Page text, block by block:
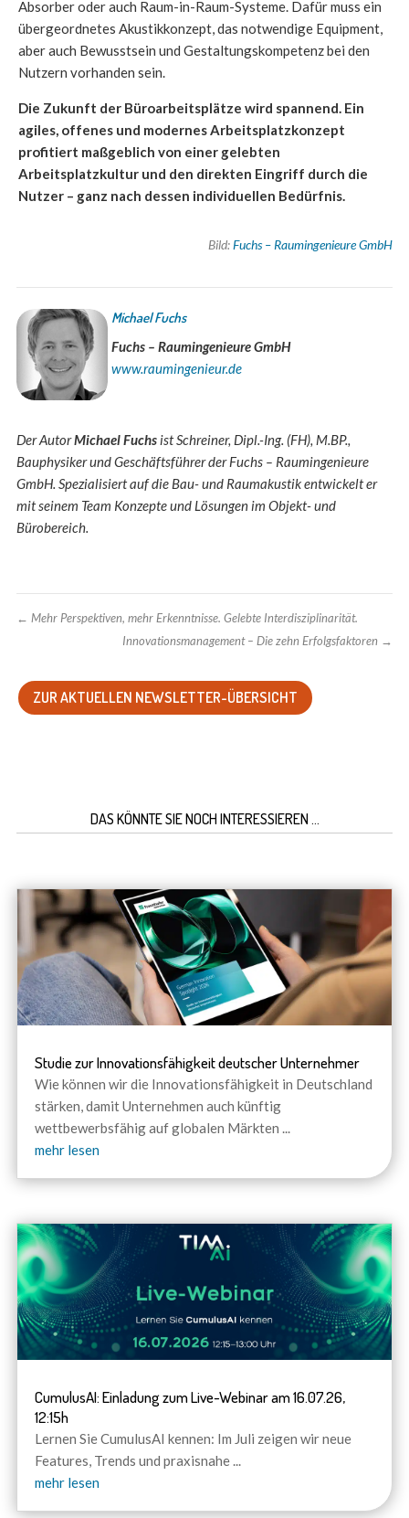
Absorber oder auch Raum-in-Raum-Systeme. Dafür muss ein
übergeordnetes Akustikkonzept, das notwendige Equipment,
aber auch Bewusstsein und Gestaltungskompetenz bei den
Nutzern vorhanden sein.
Die Zukunft der Büroarbeitsplätze wird spannend. Ein
agiles, offenes und modernes Arbeitsplatzkonzept
profitiert maßgeblich von einer gelebten
Arbeitsplatzkultur und den direkten Eingriff durch die
Nutzer – ganz nach dessen individuellen Bedürfnis.
Bild:Fuchs – Raumingenieure GmbH
Michael Fuchs
Fuchs – Raumingenieure GmbH
www.raumingenieur.de
Der AutorMichael Fuchsist Schreiner, Dipl.-Ing. (FH), M.BP.,
Bauphysiker und Geschäftsführer der Fuchs – Raumingenieure
GmbH. Spezialisiert auf die Bau- und Raumakustik entwickelt er
mit seinem Team Konzepte und Lösungen im Objekt- und
Bürobereich.
← Mehr Perspektiven, mehr Erkenntnisse. Gelebte Interdisziplinarität.
Innovationsmanagement – Die zehn Erfolgsfaktoren →
ZUR AKTUELLEN NEWSLETTER-ÜBERSICHT
DAS KÖNNTE SIE NOCH INTERESSIEREN …
Studie zur Innovationsfähigkeit deutscher Unternehmer
Wie können wir die Innovationsfähigkeit in Deutschland
stärken, damit Unternehmen auch künftig
wettbewerbsfähig auf globalen Märkten ...
mehr lesen
CumulusAI: Einladung zum Live-Webinar am 16.07.26,
12:15h
Lernen Sie CumulusAI kennen: Im Juli zeigen wir neue
Features, Trends und praxisnahe...
mehr lesen